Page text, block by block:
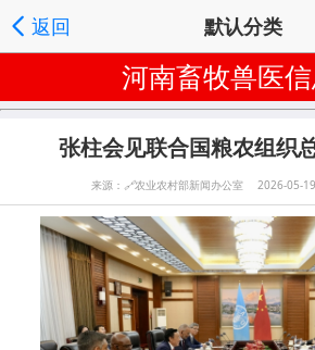
返回 默认分类
河南畜牧兽医
张柱会见联合国粮农组织
来源： 🔗农业农村部新闻办公室 2026-05-